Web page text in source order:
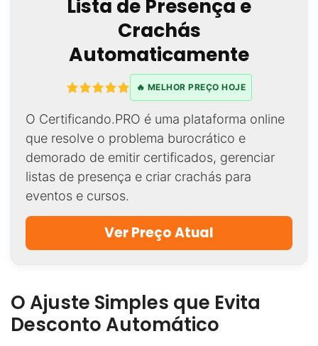
Lista de Presença e
Crachás
Automaticamente
🔥 MELHOR PREÇO HOJE
O Certificando.PRO é uma plataforma online
que resolve o problema burocrático e
demorado de emitir certificados, gerenciar
listas de presença e criar crachás para
eventos e cursos.
Ver Preço Atual
O Ajuste Simples que Evita
Desconto Automático